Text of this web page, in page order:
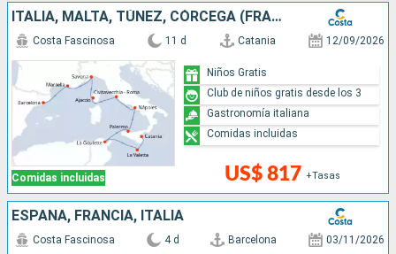
ITALIA, MALTA, TÚNEZ, CÓRCEGA (FRANCIA), FRANCIA, ESPAÑA
Comidas incluidas
Costa Fascinosa 11 d Catania 12/09/2026
US$ 817 +Tasas
Niños Gratis
Club de niños gratis desde los 3
Gastronomía italiana
Comidas incluidas
ESPAÑA, FRANCIA, ITALIA
Costa Fascinosa 4 d Barcelona 03/11/2026